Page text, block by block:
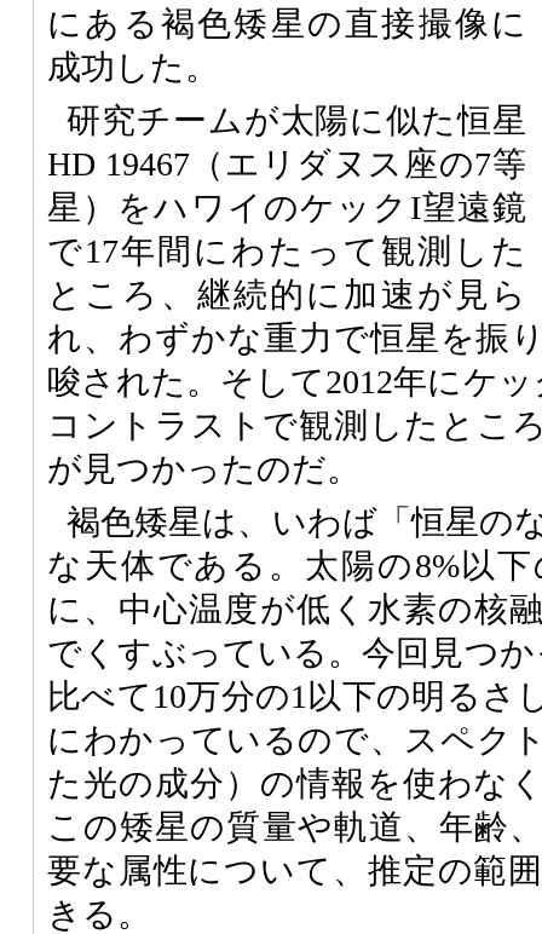
にある褐色矮星の直接撮像に
成功した。
研究チームが太陽に似た恒星
HD 19467（エリダヌス座の7等
星）をハワイのケックI望遠鏡
で17年間にわたって観測した
ところ、継続的に加速が見ら
れ、わずかな重力で恒星を振
唆された。そして2012年にケ
コントラストで観測したとこ
が見つかったのだ。
褐色矮星は、いわば「恒星の
な天体である。太陽の8%以
に、中心温度が低く水素の核
でくすぶっている。今回見つ
比べて10万分の1以下の明るさ
にわかっているので、スペク
た光の成分）の情報を使わな
この矮星の質量や軌道、年齢
要な属性について、推定の範
きる。